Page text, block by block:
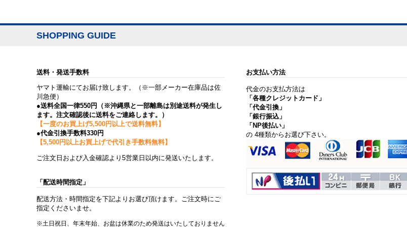
SHOPPING GUIDE
送料・発送手数料
ヤマト運輸にてお届け致します。（※一部メーカー在庫品は佐
川急便）
●送料全国一律550円（※沖縄県と一部離島は別途送料が発生し
ます。注文確認後に送料をご連絡します。）
【一度のお買上げ5,500円以上で送料無料】
●代金引換手数料330円
【5,500円以上お買上げで代引き手数料無料】
ご注文日および入金確認より5営業日以内に発送いたします。
「配送時間指定」
配送方法・時間指定を下記よりお選び頂けます。ご注文時にご
指定くださいませ。
※土日祝日、年末年始、お盆は休業のため発送はいたしておりません
お支払い方法
代金のお支払方法は
「各種クレジットカード」
「代金引換」
「銀行振込」
「NP後払い」
の 4種類からお選び下さい。